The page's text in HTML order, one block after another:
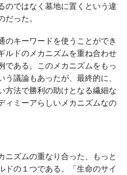
のではなく墓地に置くという違
った。
キーワードを使うことができ
ルドのメカニズムを重ね合わせ
である。このメカニズムをもっ
議論もあったが、最終的に、
方法で勝利の助けとなる繊細な
ィミーアらしいメカニズムなの
ズムの重なり合った、もっと
ドの１つである。「生命のサイ